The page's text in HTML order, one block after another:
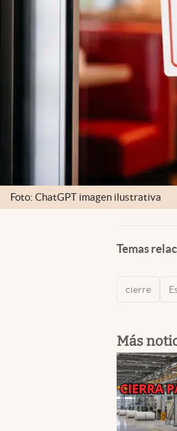
Foto: ChatGPT imagen ilustrativa
Temas
cierre
Más